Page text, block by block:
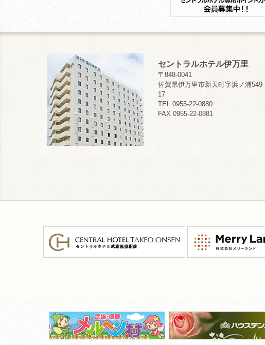
セントラルホテル伊万里
〒848-0041
佐賀県伊万里市新天町字浜ノ浦549-
17
TEL 0955-22-0880
FAX 0955-22-0881